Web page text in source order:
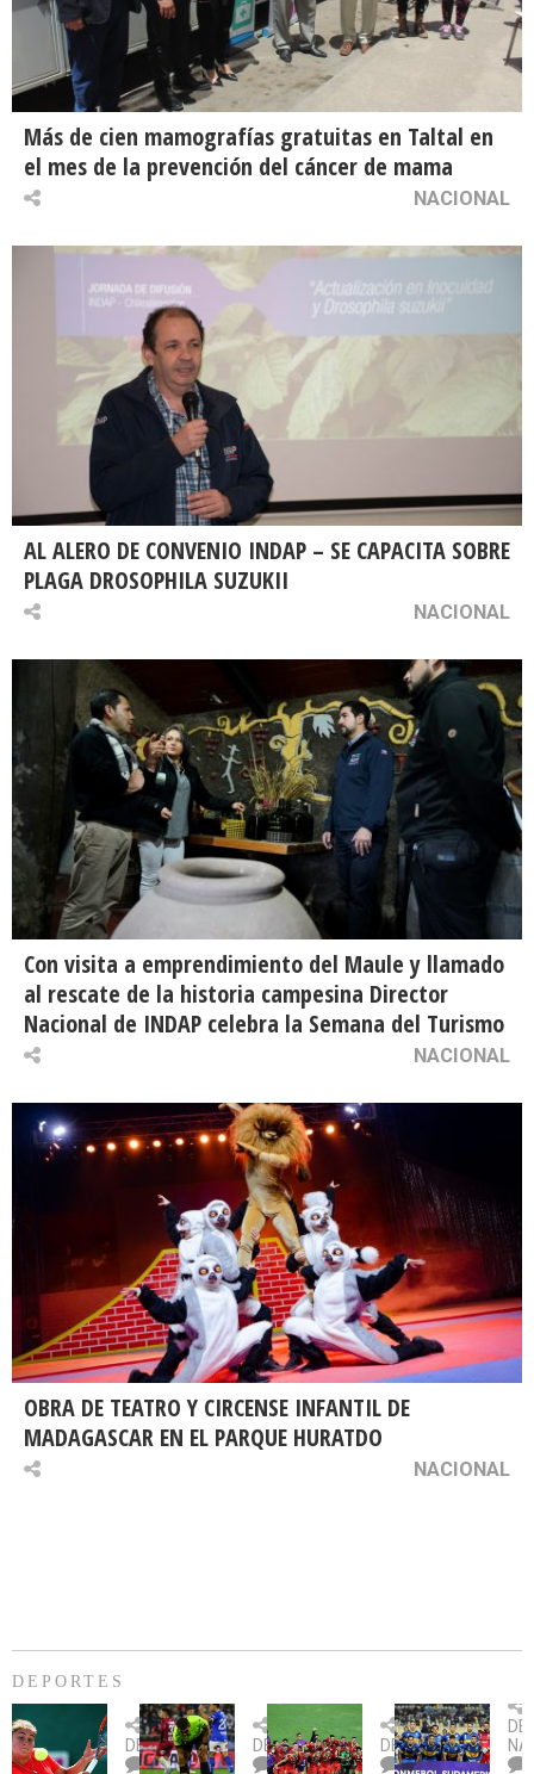
Más de cien mamografías gratuitas en Taltal en
el mes de la prevención del cáncer de mama
NACIONAL
AL ALERO DE CONVENIO INDAP – SE CAPACITA SOBRE
PLAGA DROSOPHILA SUZUKII
NACIONAL
Con visita a emprendimiento del Maule y llamado
al rescate de la historia campesina Director
Nacional de INDAP celebra la Semana del Turismo
NACIONAL
OBRA DE TEATRO Y CIRCENSE INFANTIL DE
MADAGASCAR EN EL PARQUE HURATDO
NACIONAL
DEPORTES
Billie
Jean
King
DEPORTES
U.
Católica
fue
DEPORTES
Copa
Sudamericana:
U.
DEPORTES
un